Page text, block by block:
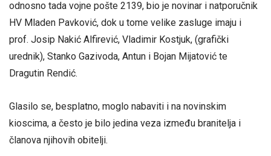
odnosno tada vojne pošte 2139, bio je novinar i natporučnik
HV Mladen Pavković, dok u tome velike zasluge imaju i
prof. Josip Nakić Alfirević, Vladimir Kostjuk, (grafički
urednik), Stanko Gazivoda, Antun i Bojan Mijatović te
Dragutin Rendić.
Glasilo se, besplatno, moglo nabaviti i na novinskim
kioscima, a često je bilo jedina veza između branitelja i
članova njihovih obitelji.